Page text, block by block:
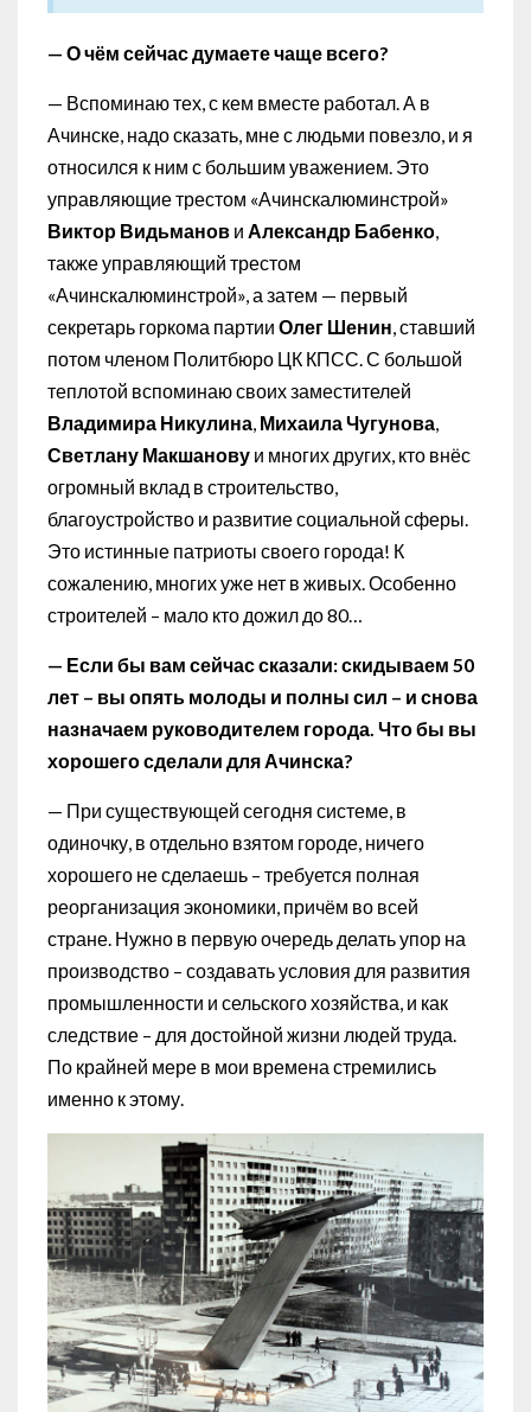
— О чём сейчас думаете чаще всего?
— Вспоминаю тех, с кем вместе работал. А в
Ачинске, надо сказать, мне с людьми повезло, и я
относился к ним с большим уважением. Это
управляющие трестом «Ачинскалюминстрой»
Виктор Видьманов и Александр Бабенко,
также управляющий трестом
«Ачинскалюминстрой», а затем — первый
секретарь горкома партии Олег Шенин, ставший
потом членом Политбюро ЦК КПСС. С большой
теплотой вспоминаю своих заместителей
Владимира Никулина, Михаила Чугунова,
Светлану Макшанову и многих других, кто внёс
огромный вклад в строительство,
благоустройство и развитие социальной сферы.
Это истинные патриоты своего города! К
сожалению, многих уже нет в живых. Особенно
строителей – мало кто дожил до 80…
— Если бы вам сейчас сказали: скидываем 50
лет – вы опять молоды и полны сил – и снова
назначаем руководителем города. Что бы вы
хорошего сделали для Ачинска?
— При существующей сегодня системе, в
одиночку, в отдельно взятом городе, ничего
хорошего не сделаешь – требуется полная
реорганизация экономики, причём во всей
стране. Нужно в первую очередь делать упор на
производство – создавать условия для развития
промышленности и сельского хозяйства, и как
следствие – для достойной жизни людей труда.
По крайней мере в мои времена стремились
именно к этому.